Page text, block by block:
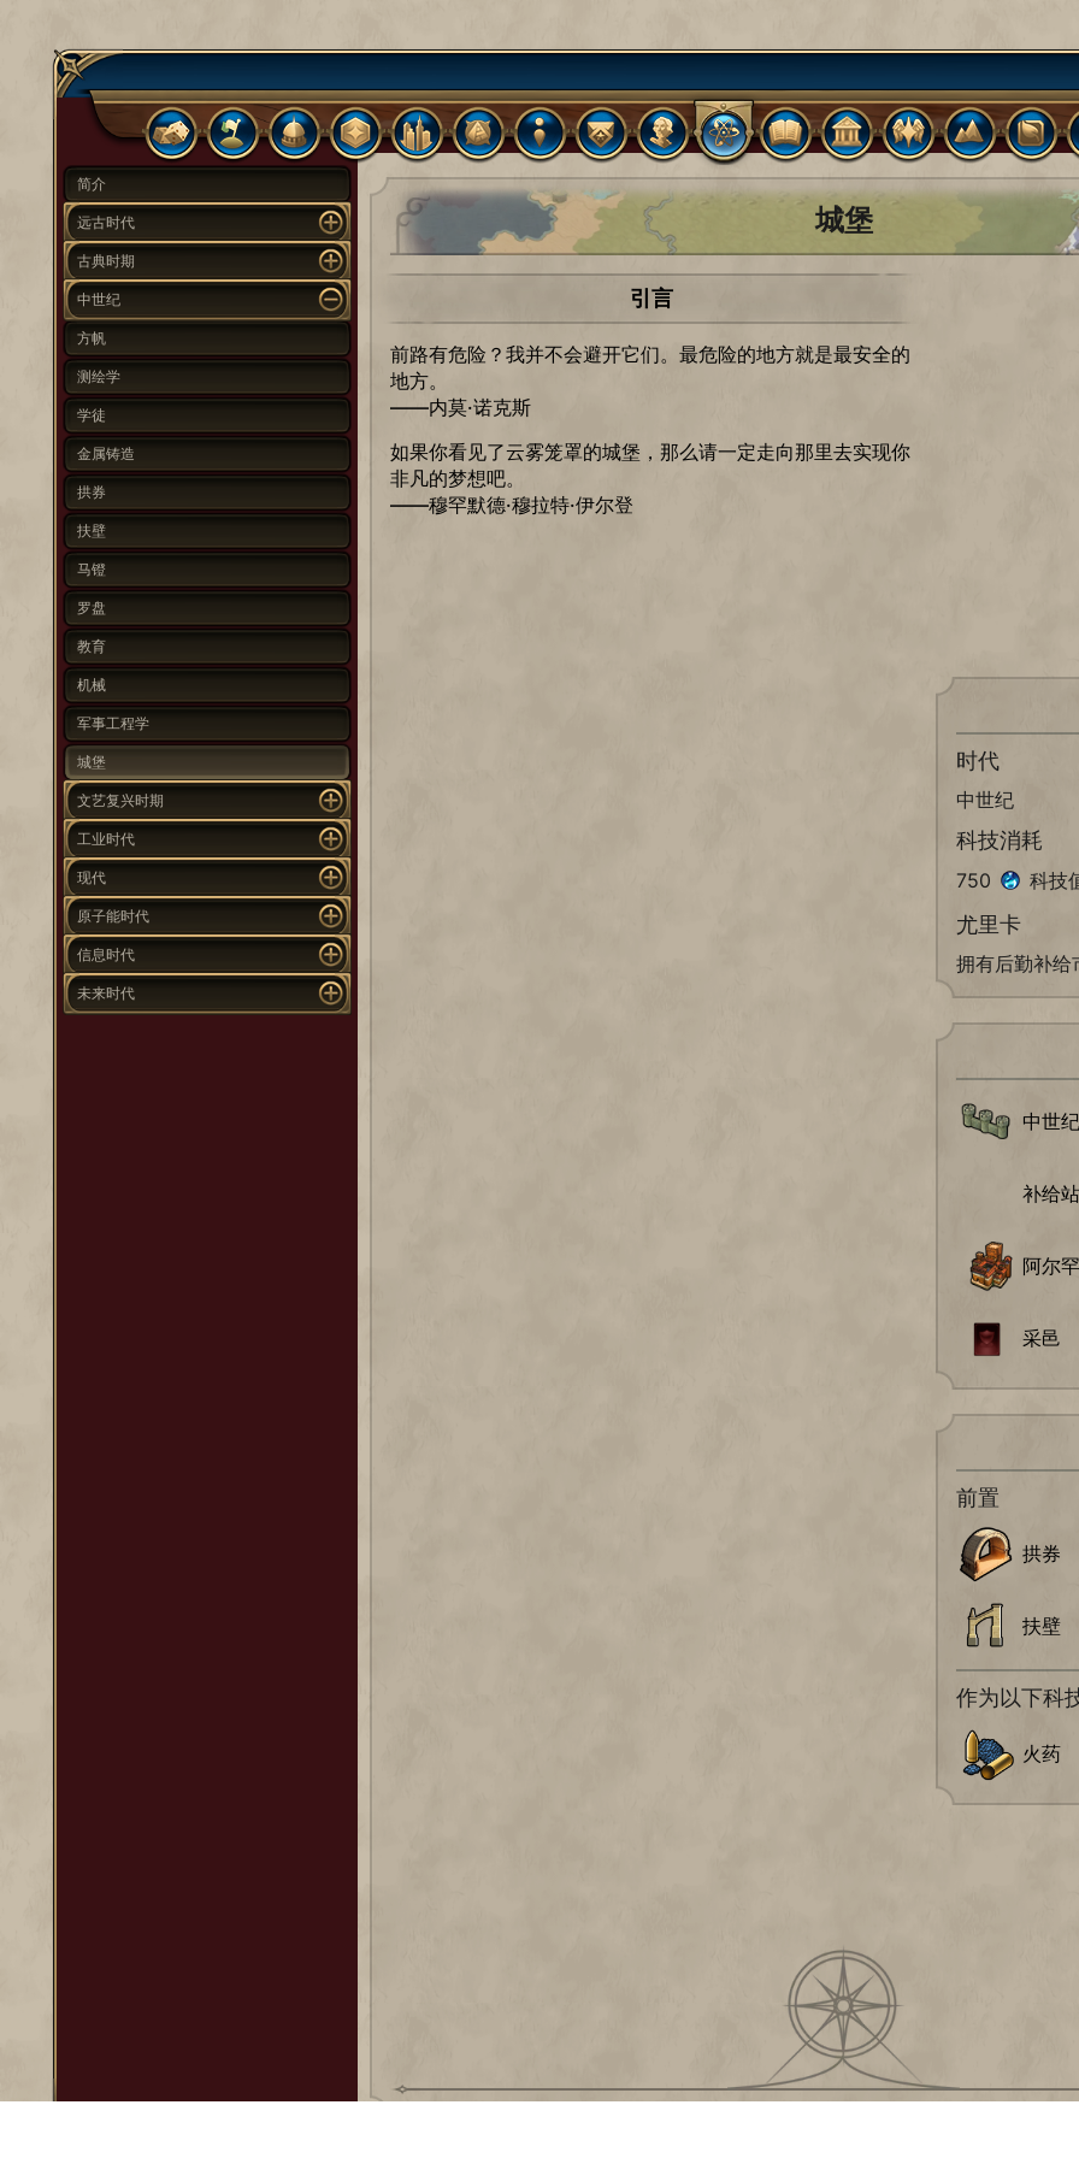
简介
远古时代
古典时期
中世纪
方帆
测绘学
学徒
金属铸造
拱券
扶壁
马镫
罗盘
教育
机械
军事工程学
城堡
文艺复兴时期
工业时代
现代
原子能时代
信息时代
未来时代
城堡
引言
前路有危险？我并不会避开它们。最危险的地方就是最安全的
地方。
——内莫·诺克斯
如果你看见了云雾笼罩的城堡，那么请一定走向那里去实现你
非凡的梦想吧。
——穆罕默德·穆拉特·伊尔登
时代
中世纪
科技消耗
750 科技
尤里卡
拥有后勤补给
中世
补给站
阿尔
采邑
前置
拱券
扶壁
作为以下科
火药